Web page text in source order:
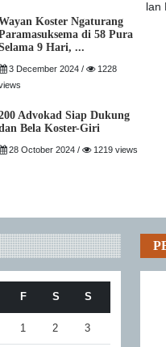
Koster Ngaturang
di 58 Pura
9 Hari, ...
3 December 2024 /
1228
Advokad Siap Dukung
Bela Koster-Giri
28 October 2024 / 1219 views
F S S
1 2 3